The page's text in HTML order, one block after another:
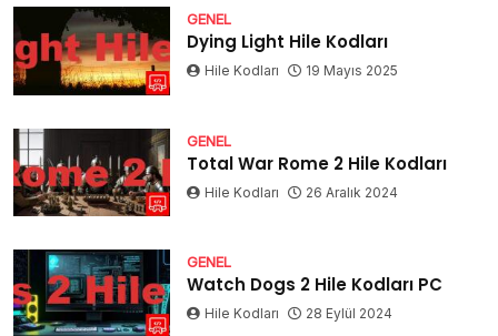
GENEL
Dying Light Hile Kodları
Hile Kodları 19 Mayıs 2025
GENEL
Total War Rome 2 Hile Kodları
Hile Kodları 26 Aralık 2024
GENEL
Watch Dogs 2 Hile Kodları PC
Hile Kodları 28 Eylül 2024